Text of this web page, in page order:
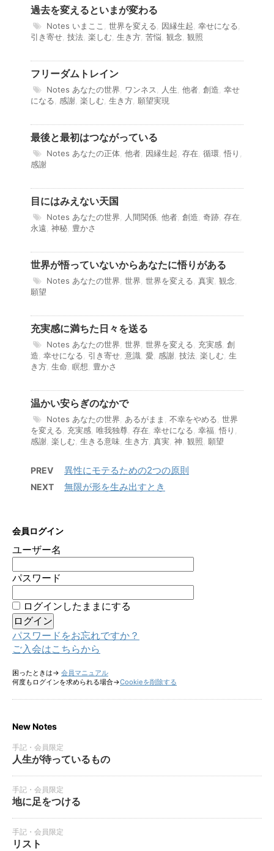
過去を変えるといまが変わる
Notes いまここ 世界を変える 因縁生起 幸せになる
引き寄せ 技法 楽しむ 生き方 苦悩 観念 観照
フリーダムトレイン
Notes あなたの世界 ワンネス 人生 他者 創造 幸せ
になる
感謝 楽しむ 生き方 願望実現
最後と最初はつながっている
Notes あなたの正体 他者 因縁生起 存在 循環 悟り
感謝
目にはみえない天国
Notes あなたの世界 人間関係 他者 創造 奇跡 存在
永遠 神秘 豊かさ
世界が悟っていないからあなたに悟りがある
Notes あなたの世界 世界 世界を変える 真実 観念
願望
充実感に満ちた日々を送る
Notes あなたの世界 世界 世界を変える 充実感 創
造 幸せになる 引き寄せ 意識 愛 感謝 技法 楽しむ 生
き方 生命 瞑想 豊かさ
温かい安らぎのなかで
Notes あなたの世界 あるがまま 不幸をやめる 世界
を変える
充実感 唯我独尊 存在 幸せになる 幸福 悟り
感謝 楽しむ 生きる意味 生き方 真実 神 観照 願望
PREV 異性にモテるための2つの原則
NEXT 無限が形を生み出すとき
会員ログイン
ユーザー名
パスワード
ログインしたままにする
パスワードをお忘れですか？
ご入会はこちらから
困ったときは→ 会員マニュアル
何度もログインを求められる場合→Cookieを削除する
New Notes
手記・会員限定
人生が待っているもの
手記・会員限定
地に足をつける
手記・会員限定
リスト